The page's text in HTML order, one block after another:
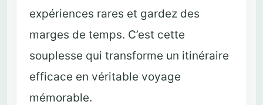
expériences rares et gardez des
marges de temps. C’est cette
souplesse qui transforme un itinéraire
efficace en véritable voyage
mémorable.